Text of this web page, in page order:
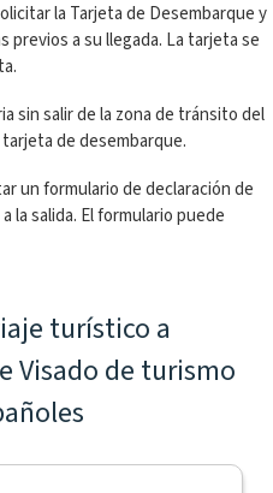
la Tarjeta de Desembarque y
previos a su llegada. La tarjeta se
sin salir de la zona de tránsito del
de desembarque.
un formulario de declaración de
la salida. El formulario puede
turístico a
Visado de turismo